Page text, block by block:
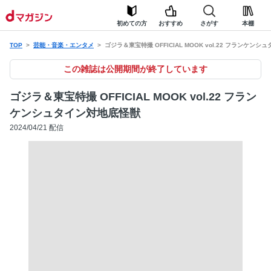
初めての方 おすすめ さがす 本棚
TOP 芸能・音楽・エンタメ ゴジラ＆東宝特撮 OFFICIAL MOOK vol.22 フランケンシュ
この雑誌は公開期間が終了しています
ゴジラ＆東宝特撮 OFFICIAL MOOK vol.22 フラン
ケンシュタイン対地底怪獣
2024/04/21 配信